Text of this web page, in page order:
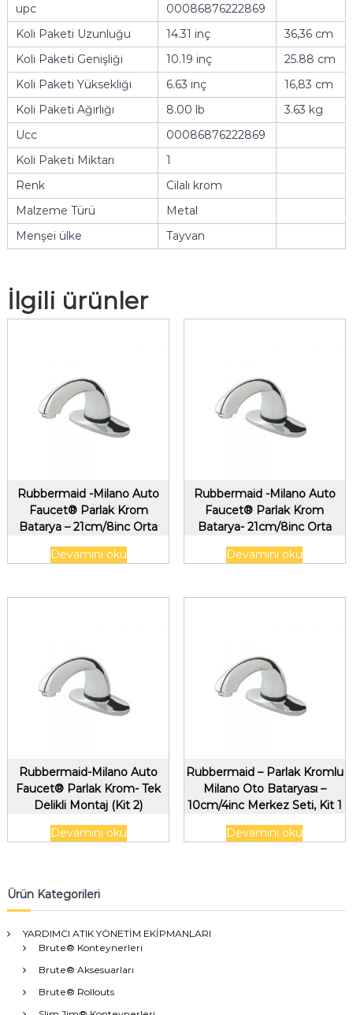
upc
00086876222869
Koli Paketi Uzunluğu
14.31 inç
36,36 cm
Koli Paketi Genişliği
10.19 inç
25.88 cm
Koli Paketi Yüksekliği
6.63 inç
16,83 cm
Koli Paketi Ağırlığı
8.00 lb
3.63 kg
Ucc
00086876222869
Koli Paketi Miktarı
1
Renk
Cilalı krom
Malzeme Türü
Metal
Menşei ülke
Tayvan
İlgili ürünler
Rubbermaid -Milano Auto
Faucet® Parlak Krom
Batarya – 21cm/8inc Orta
Takım, Kit 1
Devamını oku
Rubbermaid -Milano Auto
Faucet® Parlak Krom
Batarya- 21cm/8inc Orta
Takım, Kit 2
Devamını oku
Rubbermaid-Milano Auto
Faucet® Parlak Krom- Tek
Delikli Montaj (Kit 2)
Devamını oku
Rubbermaid – Parlak Kromlu
Milano Oto Bataryası –
10cm/4inc Merkez Seti, Kit 1
Devamını oku
Ürün Kategorileri
YARDIMCI ATIK YÖNETİM EKİPMANLARI
Brute® Konteynerleri
Brute® Aksesuarları
Brute® Rollouts